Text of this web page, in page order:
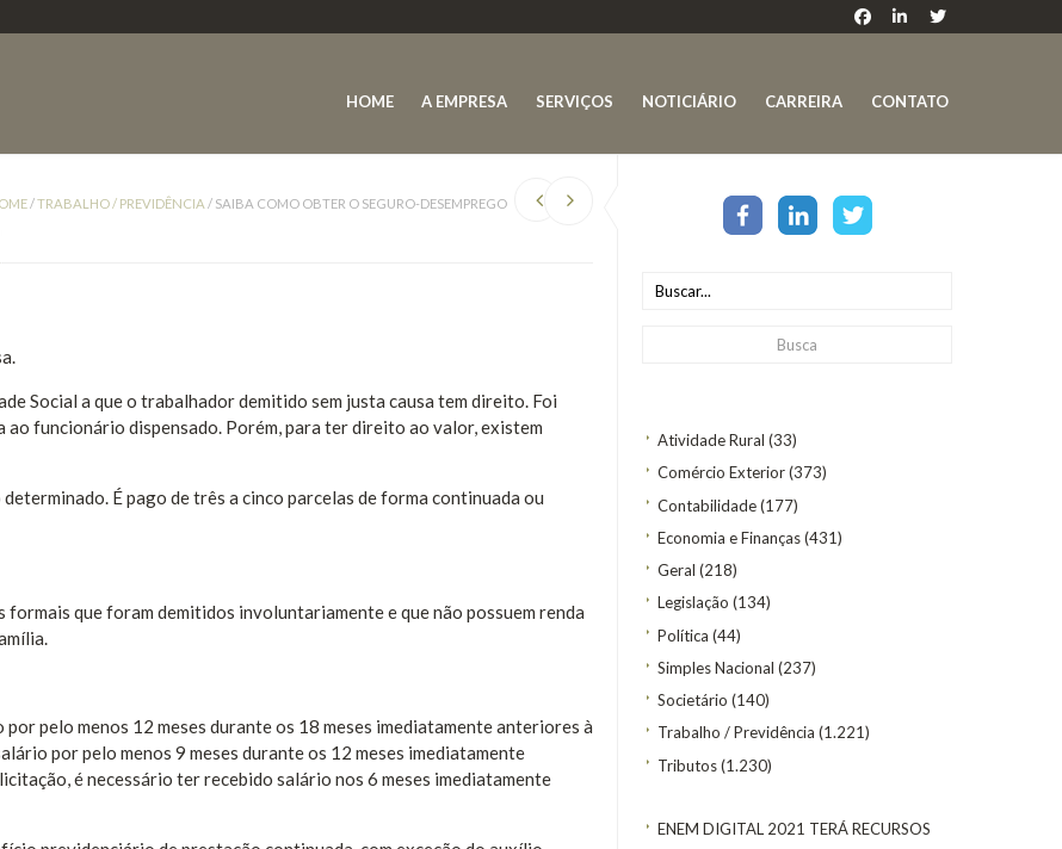
HOME A EMPRESA SERVIÇOS NOTICIÁRIO CARREIRA CONTATO
Atividade Rural (33)
Comércio Exterior(373)
Contabilidade(177)
Economia e Finanças(431)
Geral (218)
Legislação (134)
Política (44)
Simples Nacional (237)
Societário (140)
Trabalho / Previdência (1.221)
Tributos(1.230)
ENEM DIGITAL 2021 TERÁ RECURSOS
/TRABALHO / PREVIDÊNCIA / SAIBA COMO OBTER O SEGURO-DESEMPREGO
Social a que o trabalhador demitido sem justa causa tem direito. Foi
funcionário dispensado. Porém, para ter direito ao valor, existem
É pago de três a cinco parcelas de forma continuada ou
que foram demitidos involuntariamente e que não possuem renda
pelo menos 12 meses durante os 18 meses imediatamente anteriores à
por pelo menos 9 meses durante os 12 meses imediatamente
é necessário ter recebido salário nos 6 meses imediatamente